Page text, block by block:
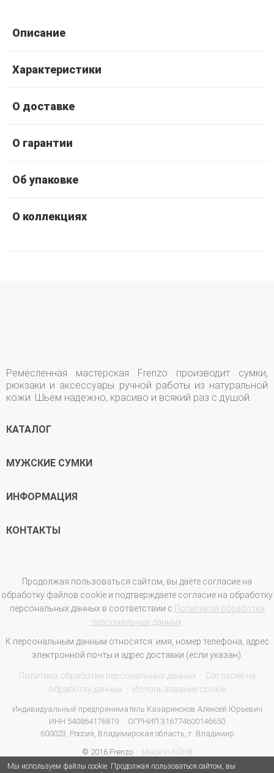
Описание
Характеристики
О доставке
О гарантии
Об упаковке
О коллекциях
Ремесленная мастерская Frenzo производит сумки,
рюкзаки и аксессуары ручной работы из натуральной
кожи. Шьем надежно, красиво и всякий раз с душой.
КАТАЛОГ
МУЖСКИЕ СУМКИ
ИНФОРМАЦИЯ
КОНТАКТЫ
Продолжая пользоваться сайтом, вы даёте согласие на
обработку файлов cookie и подтверждаете согласие на обработку
персональных данных в соответствии с Политикой обработки
персональных данных
К персональным данным относятся: имя, номер телефона, адрес
электронной почты и адрес доставки (если указан).
Политика обработки персональных данных · Согласие на
обработку данных · Использование cookie
Индивидуальный предприниматель Казаринсков Алексей Юрьевич
ИНН 540864176819 · ОГРНИП 316774600146650
600023, Россия, Владимирская область, г. Владимир
© 2016 Frenzo · Made in KÖHB
Мы используем файлы cookie. Продолжая пользоваться сайтом, вы